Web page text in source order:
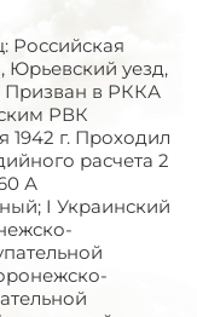
Российская
Юрьевский уезд,
Призван в РККА
РВК
г. Проходил
расчета 2
А
I Украинский